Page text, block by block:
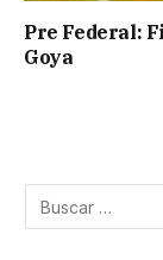
Pre Federal:
Goya